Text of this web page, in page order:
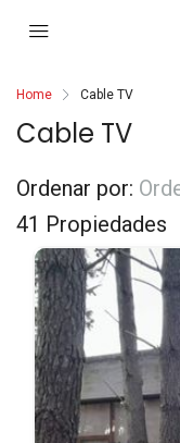
Home Cable TV
Cable TV
41 Propiedades
Ordenar por: